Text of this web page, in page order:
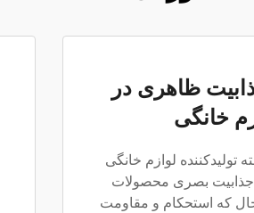
ظاهری در
خانگی
لوازم خانگی
جذابیت بصری محصولات
که استحکام و مقاومت